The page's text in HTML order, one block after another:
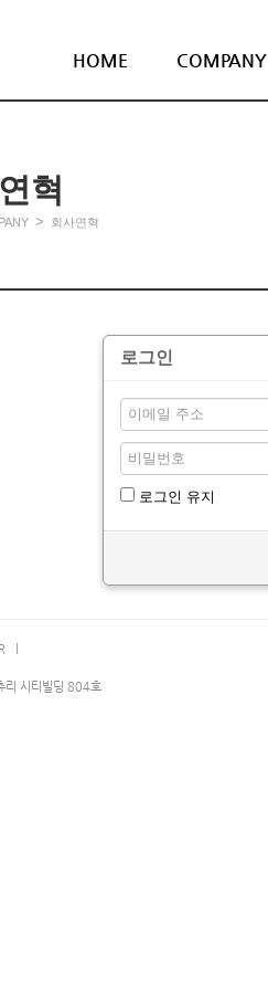
HOME COMPANY
혁
> 회사연혁
로그인
로그인 유지
l
리 시티빌딩 804호